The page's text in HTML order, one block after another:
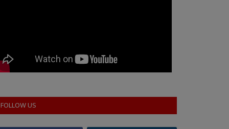
FOLLOW US